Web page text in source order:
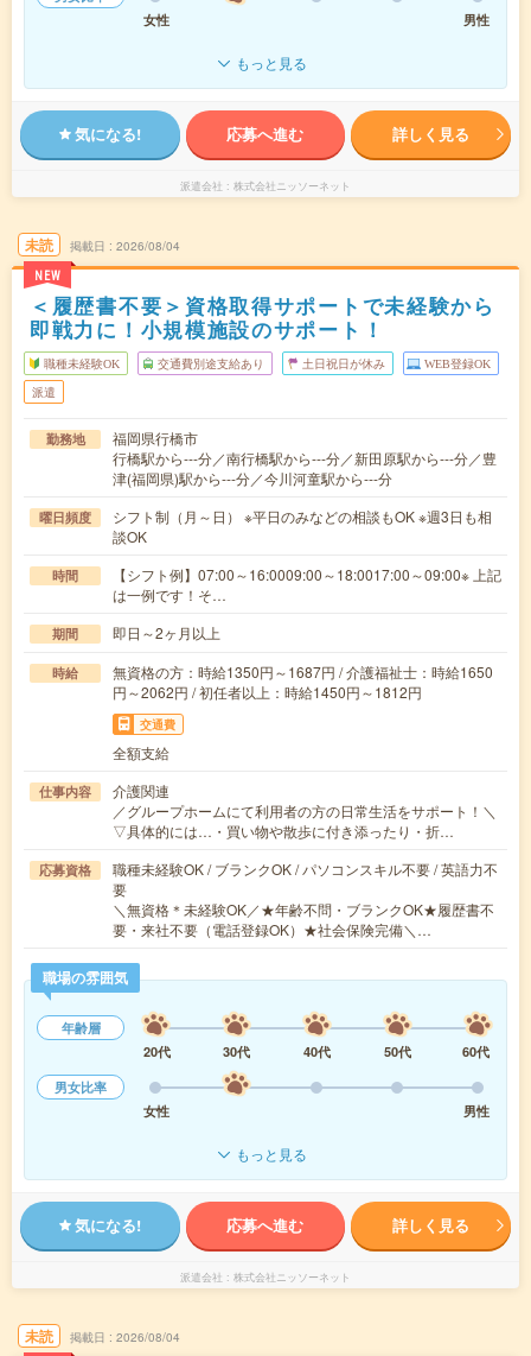
女性
男性
もっと見る
気になる! 応募へ進む 詳しく見る
派遣会社 株式会社ニッソーネット
未読
NEW
掲載日 2026/08/04
＜履歴書不要＞資格取得サポートで未経験から
即戦力に！小規模施設のサポート！
職種未経験OK 交通費別途支給あり 土日祝日が休み WEB登録OK
派遣
勤務地
福岡県行橋市
行橋駅から---分／南行橋駅から---分／新田原駅から---分／豊
津(福岡県)駅から---分／今川河童駅から---分
曜日頻度
シフト制（月～日） ※平日のみなどの相談もOK ※週3日も相
談OK
時間
【シフト例】07:00～16:0009:00～18:0017:00～09:00※ 上記
は一例です！そ…
期間 即日～2ヶ月以上
時給
無資格の方：時給1350円～1687円 / 介護福祉士：時給1650
円～2062円 / 初任者以上：時給1450円～1812円
交通費
全額支給
仕事内容
介護関連
／グループホームにて利用者の方の日常生活をサポート！＼
▽具体的には…・買い物や散歩に付き添ったり・折…
応募資格
職種未経験OK / ブランクOK / パソコンスキル不要 / 英語力不
要
＼無資格＊未経験OK／★年齢不問・ブランクOK★履歴書不
要・来社不要（電話登録OK）★社会保険完備＼…
職場の雰囲気
年齢層
20代
30代 40代 50代
60代
男女比率
女性
男性
もっと見る
気になる! 応募へ進む 詳しく見る
派遣会社 株式会社ニッソーネット
未読 掲載日 2026/08/04